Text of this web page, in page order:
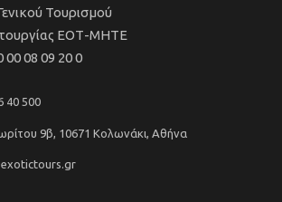
Τουρισμού
ΕΟΤ-ΜΗΤΕ
00 08 09 20 0
40 500
9β, 10671 Κολωνάκι, Αθήνα